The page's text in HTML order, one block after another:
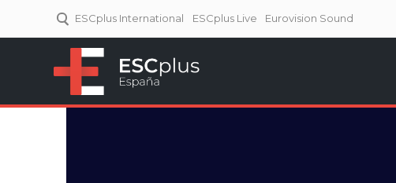
ESCplus International ESCplus Live Eurovision Sound